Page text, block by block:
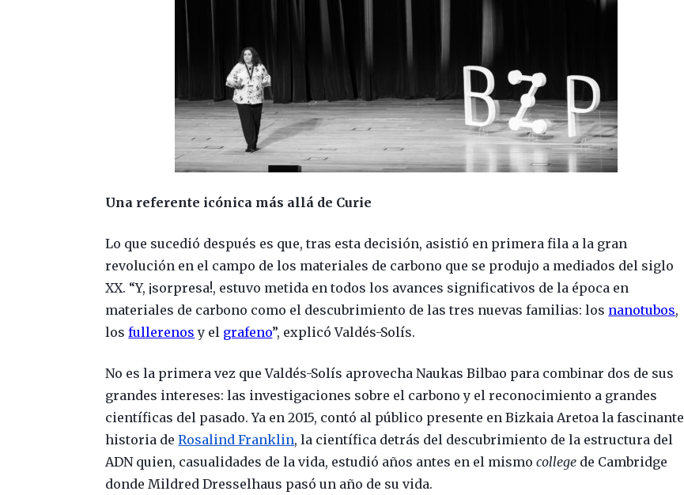
Una referente icónica más allá de Curie
Lo que sucedió después es que, tras esta decisión, asistió en primera fila a la gran
revolución en el campo de los materiales de carbono que se produjo a mediados del siglo
XX. “Y, ¡sorpresa!, estuvo metida en todos los avances significativos de la época en
materiales de carbono como el descubrimiento de las tres nuevas familias: los nanotubos,
losfullerenos y el grafeno”, explicó Valdés-Solís.
No es la primera vez que Valdés-Solís aprovecha Naukas Bilbao para combinar dos de sus
grandes intereses: las investigaciones sobre el carbono y el reconocimiento a grandes
científicas del pasado. Ya en 2015, contó al público presente en Bizkaia Aretoa la fascinante
historia deRosalind Franklin, la científica detrás del descubrimiento de la estructura del
ADN quien, casualidades de la vida, estudió años antes en el mismocollege de Cambridge
donde Mildred Dresselhaus pasó un año de su vida.